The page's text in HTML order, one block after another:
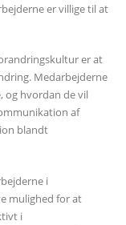
er villige til at
er at
Medarbejderne
og hvordan de vil
af
blandt
i
mulighed for at
i